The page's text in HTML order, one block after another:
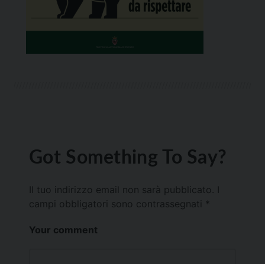
Got Something To Say?
Il tuo indirizzo email non sarà pubblicato.
campi obbligatori sono contrassegnati *
Your comment